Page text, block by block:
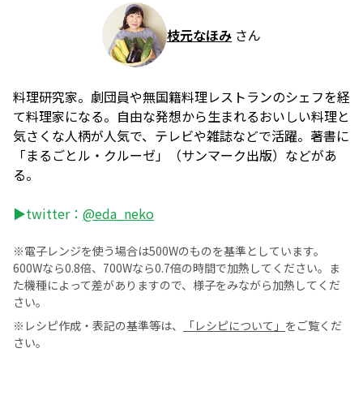
枝元なほみ さん
料理研究家。劇団員や無国籍料理レストランのシェフを経
て料理家になる。自由な発想から生まれるおいしい料理と
気さくな人柄が人気で、テレビや雑誌などで活躍。著書に
「まるごとル・クルーゼ」（サンマーク出版）などがあ
る。
▶twitter： @eda_neko
※電子レンジを使う場合は500Wのものを基準としています。
600Wなら0.8倍、700Wなら0.7倍の時間で加熱してください。ま
た機種によって差がありますので、様子をみながら加熱してくだ
さい。
※レシピ作成・表記の基準等は、
「レシピについて」 をご覧くだ
さい。